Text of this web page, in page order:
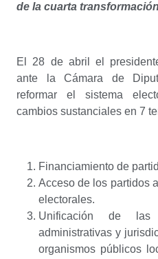
de la cuarta transformación
El 28 de abril el
ante la Cámara de
reformar el sistema
cambios sustanciales en 7
Financiamiento de
Acceso de los partidos
electorales.
Unificación de las
administrativas y
organismos públicos